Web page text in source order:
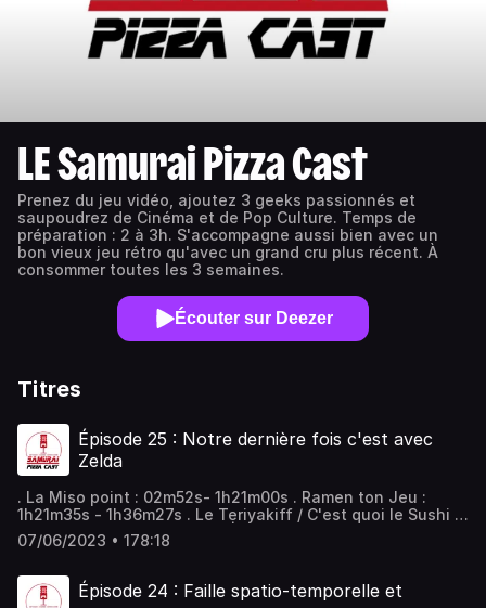
LE Samurai Pizza Cast
Prenez du jeu vidéo, ajoutez 3 geeks passionnés et
saupoudrez de Cinéma et de Pop Culture. Temps de
préparation : 2 à 3h. S'accompagne aussi bien avec un
bon vieux jeu rétro qu'avec un grand cru plus récent. À
consommer toutes les 3 semaines.
Écouter sur Deezer
Titres
Épisode 25 : Notre dernière fois c'est avec
Zelda
. La Miso point : 02m52s- 1h21m00s . Ramen ton Jeu :
1h21m35s - 1h36m27s . Le Teriyakiff / C'est quoi le Sushi ?
1h37m05s - 2h52m00s . FIN | 2h52m37s - 2h53m53s .
BONUS | 2h53m57s - FIN Vous aimez ce qu'on fait ? Alors
partager sur vos réseaux sociaux en parler autour de vous
Merci (^-^)Crédits musique :Overworld theme - Legend of
07/06/2023 • 178:18
Épisode 24 : Faille spatio-temporelle et